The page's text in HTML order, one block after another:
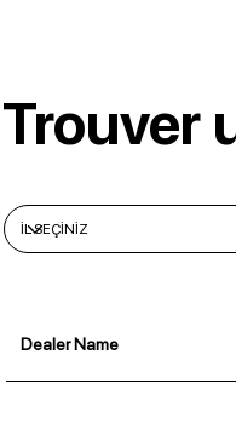
Trouver
Dealer Name